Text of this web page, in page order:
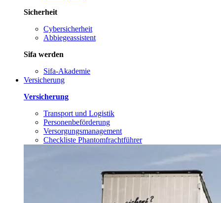
Sicherheit
Cybersicherheit
Abbiegeassistent
Sifa werden
Sifa-Akademie
Versicherung
Versicherung
Transport und Logistik
Personenbeförderung
Versorgungsmanagement
Checkliste Phantomfrachtführer